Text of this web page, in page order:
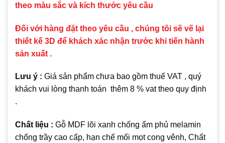
theo màu sắc và kích thước yêu cầu
Đối với hàng đặt theo yêu cầu , chúng tôi sẽ vẽ lại
thiết kế 3D để khách xác nhận trước khi tiến hành
sản xuất .
Lưu ý : Giá sản phẩm chưa bao gồm thuế VAT , quý
khách vui lòng thanh toán thêm 8 % vat theo quy định
.
Chất liệu : Gỗ MDF lõi xanh chống ẩm phủ melamin
chống trầy cao cấp, hạn chế mối mọt cong vênh, Chất